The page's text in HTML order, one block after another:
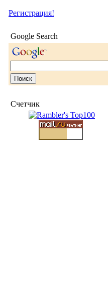
Регистрация!
Google Search
Счетчик